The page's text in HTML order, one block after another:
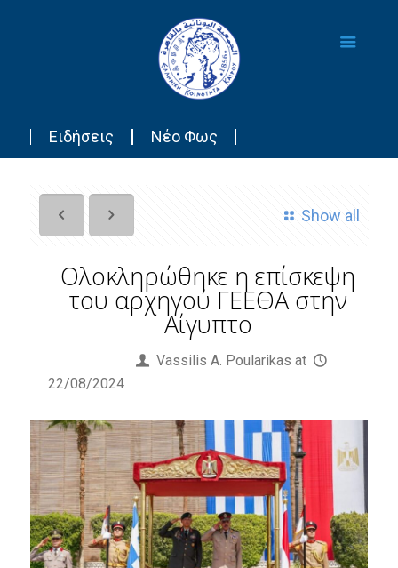
Ειδήσεις Νέο Φως
Show all
Ολοκληρώθηκε η επίσκεψη
του αρχηγού ΓΕΕΘΑ στην
Αίγυπτο
Vassilis Α. Poularikas at
22/08/2024